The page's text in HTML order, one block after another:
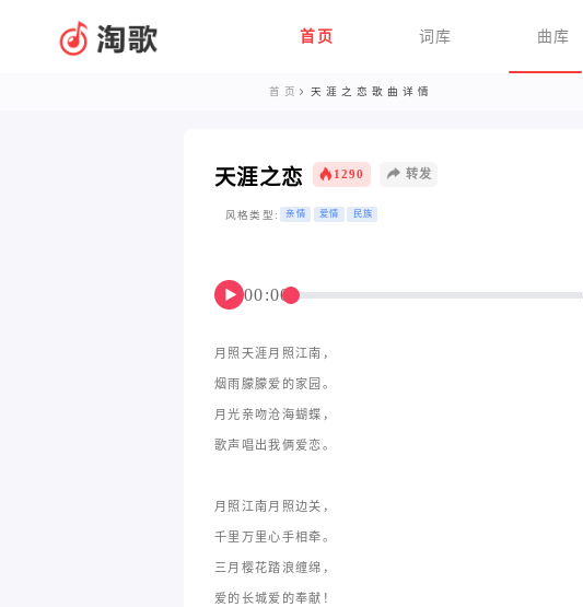
首页 词库 曲库
首页 天涯之恋歌曲详情
天涯之恋 1290 转发
风格类型: 亲情 爱情 民族
▶ 00:00
月照天涯月照江南，
烟雨朦朦爱的家园。
月光亲吻沧海蝴蝶，
歌声唱出我俩爱恋。
月照江南月照边关，
千里万里心手相牵。
三月樱花踏浪缠绵，
爱的长城爱的奉献！